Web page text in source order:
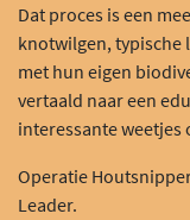
Dat proces is een
knotwilgen, typische
met hun eigen
vertaald naar een
interessante weetjes
Operatie
Leader.